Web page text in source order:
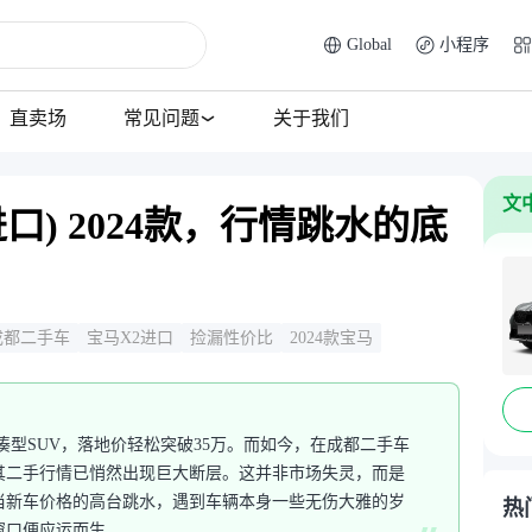
Global 小程序
直卖场 常见问题 关于我们
) 2024款，行情跳水的底
都二手车 宝马X2进口 捡漏性价比 2024款宝马
型SUV，落地价轻松突破35万。而如今，在成都二手车
手行情已悄然出现巨大断层。这并非市场失灵，而是
车价格的高台跳水，遇到车辆本身一些无伤大雅的岁
文
热